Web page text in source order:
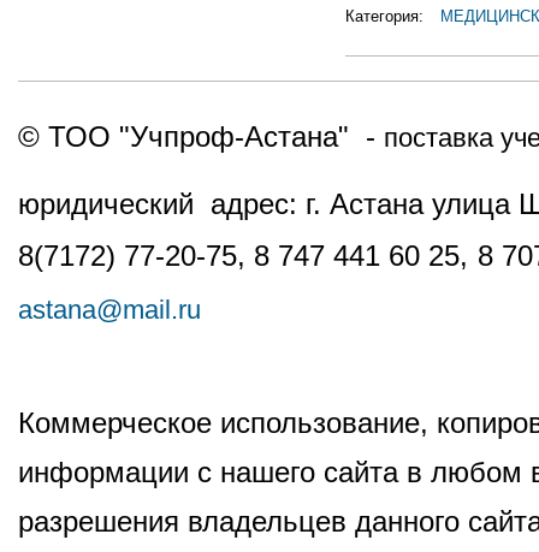
Категория:
© ТОО "Учпроф-Астана" - поставка
юридический адрес: г. Астана
8(7172) 77-20-75, 8 747 441 60 25, 8
astana@mail.ru
Коммерческое использование,
информации с нашего сайта в любом
разрешения владельцев данного